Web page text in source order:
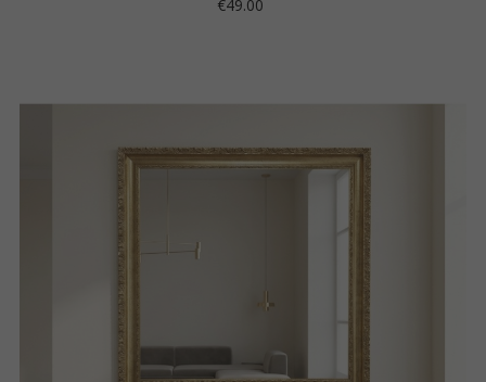
Price
€49.00